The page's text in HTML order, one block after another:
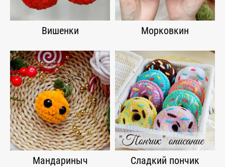
Вишенки Морковкин
Мандариныч Сладкий пончик